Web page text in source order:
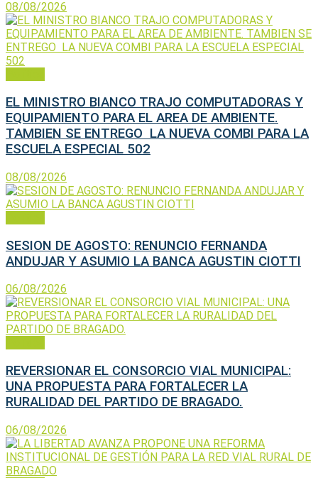
08/08/2026
EL MINISTRO BIANCO TRAJO COMPUTADORAS Y
EQUIPAMIENTO PARA EL AREA DE AMBIENTE.
TAMBIEN SE ENTREGO LA NUEVA COMBI PARA LA
ESCUELA ESPECIAL 502
08/08/2026
SESION DE AGOSTO: RENUNCIO FERNANDA
ANDUJAR Y ASUMIO LA BANCA AGUSTIN CIOTTI
06/08/2026
REVERSIONAR EL CONSORCIO VIAL MUNICIPAL:
UNA PROPUESTA PARA FORTALECER LA
RURALIDAD DEL PARTIDO DE BRAGADO.
06/08/2026